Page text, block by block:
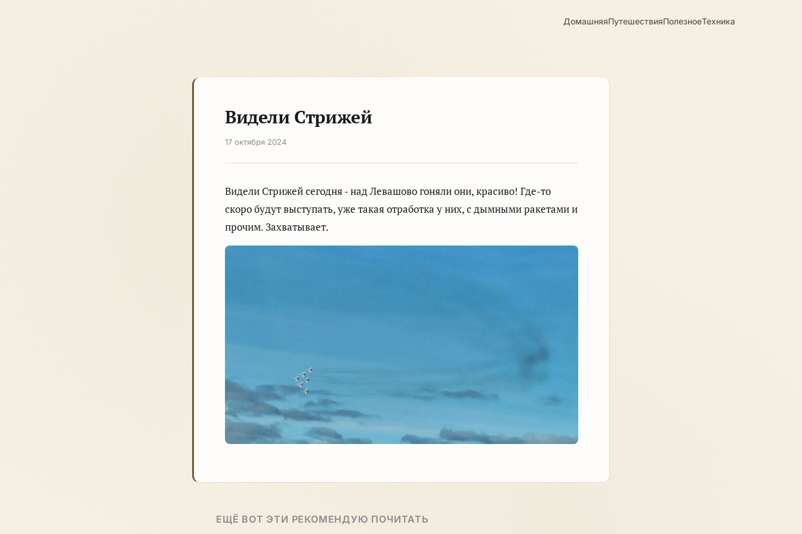
ДомашняяПутешествияПолезноеТехника
Видели Стрижей
17 октября 2024
Видели Стрижей сегодня - над Левашово гоняли они, красиво! Где-то
скоро будут выступать, уже такая отработка у них, с дымными ракетами и
прочим. Захватывает.
ЕЩЁ ВОТ ЭТИ РЕКОМЕНДУЮ ПОЧИТАТЬ